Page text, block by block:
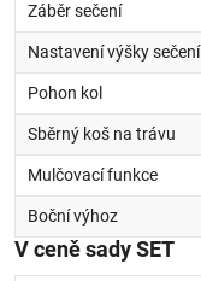
Záběr sečení
Nastavení výšky sečení
Pohon kol
Sběrný koš na trávu
Mulčovací funkce
Boční výhoz
V ceně sady SET